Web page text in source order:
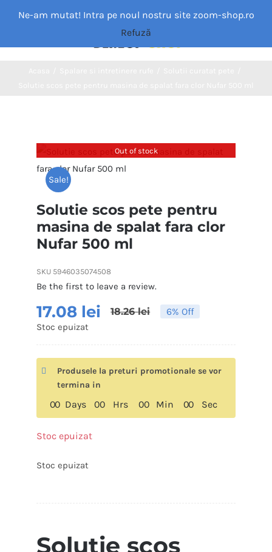
MAGAZIN
Despre noi
Out of stock
Sale!
Solutie scos pete pentru
masina de spalat fara clor
Nufar 500 ml
SKU 5946035074508
Be the first to leave a review.
18.26lei
17.08 lei 6% Off
Stoc epuizat
Produsele la preturi promotionale se vor
termina in
00 Days 00 Hrs 00 Min 00 Sec
Stoc epuizat
Stoc epuizat
Solutie scos
Ne-am mutat! Intra pe noul nostru site zoom-shop.ro
Refuză